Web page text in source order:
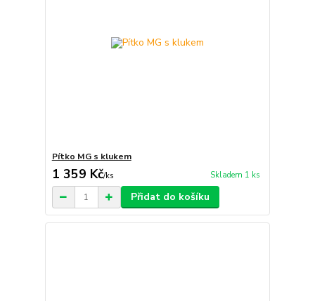
Pítko MG s klukem
1 359 Kč/ks Skladem 1 ks
Přidat do košíku